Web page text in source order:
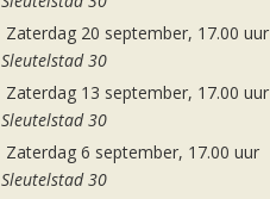
Zaterdag 20 september, 17.00 uur
Sleutelstad 30
Zaterdag 13 september, 17.00 uur
Sleutelstad 30
Zaterdag 6 september, 17.00 uur
Sleutelstad 30